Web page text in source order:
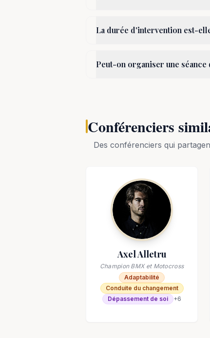
La durée d'intervention est-
Peut-on organiser une séance
Conférenciers
Des conférenciers qui
Axel Alletru
Champion BMX et Motocross
Adaptabilité
Conduite du changement
Dépassement de soi
+6